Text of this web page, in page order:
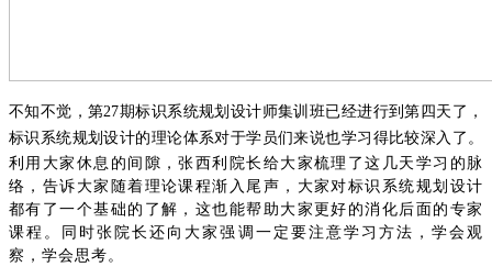
不知不觉，第27期标识系统规划设计师集训班已经进行到第四天了，
标识系统规划设计的理论体系对于学员们来说也学习得比较深入了。
利用大家休息的间隙，张西利院长给大家梳理了这几天学习的脉
络，告诉大家随着理论课程渐入尾声，大家对标识系统规划设计
都有了一个基础的了解，这也能帮助大家更好的消化后面的专家
课程。同时张院长还向大家强调一定要注意学习方法，学会观
察，学会思考。